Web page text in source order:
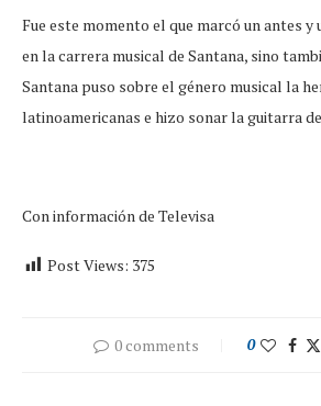
Fue este momento el que marcó un antes y
en la carrera musical de Santana, sino
Santana puso sobre el género musical la
latinoamericanas e hizo sonar la guitarra
Con información de Televisa
Post Views: 375
0 comments 0